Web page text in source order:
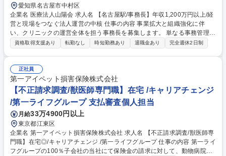
愛知県名古屋市中村区
企業名 医療法人山陽会 求人名 【名古屋駅/事務長】年収1,200万円以上/経
営と現場をつなぐ法人運営の中核 仕事の内容 事業拡大と組織強化に伴
い、クリニックの運営全体を担う事務長を募集します。 単なる事務管理で
はなく、数値管理・法令理解・現場運営・対外折衝まで含めて、経営と現
括 ・訪問看護部門の運営管理 ・関連法令、診療報酬、制度改定等の確認
および運営への反映 ・法律、制度文書、通知文等を読み解いたうえでの実
務判断 ・銀行との折衝、金融機関対応 ・業務改善、数値分析、課題抽出
と改善実行 ・運営全体を踏まえた実務管理 募集職種 【名古屋駅/事務長】
年収1,200万円以上/経営と現場をつなぐ法人運営の中核
資格取得支援あり 転勤なし 時短勤務あり 退職金あり 完全週休2日制
正社員
第一アイペット損害保険株式会社
【不正請求調査/獣医師専門職】在宅 /キャリアチェンジ
/第一ライフグループ 支払審査個人担当
月給33万4900円以上
東京都江東区
企業名 第一アイペット損害保険株式会社 求人名 【不正請求調査/獣医師専
門職】在宅◎/キャリアチェンジ /第一ライフグループ 仕事の内容 第一ライ
フグループの100％子会社の当社にて保険金の請求に対して、動物病院の